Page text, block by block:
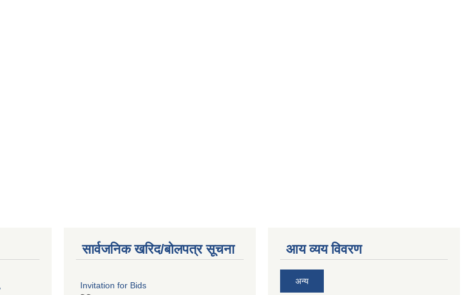
सार्वजनिक खरिद/बोलपत्र सूचना
Invitation for Bids
आय व्यय विवरण
अन्य